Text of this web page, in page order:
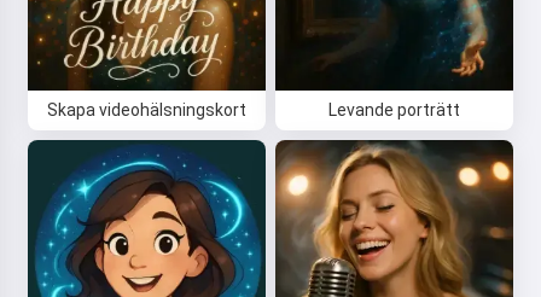
Skapa videohälsningskort Levande porträtt